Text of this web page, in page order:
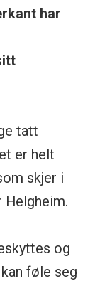
har
tatt
er helt
skjer i
Helgheim.
og
føle seg